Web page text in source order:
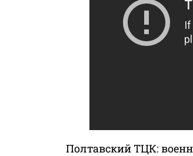
Полтавский ТЦК: